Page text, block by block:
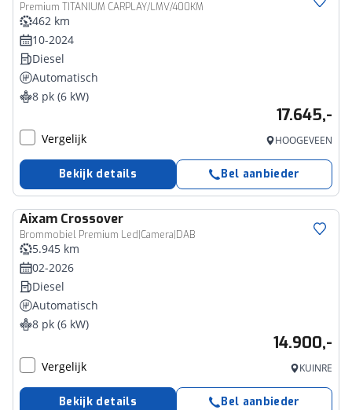
Premium TITANIUM CARPLAY/LMV/400KM
462 km
10-2024
Diesel
Automatisch
8 pk (6 kW)
17.645,-
Vergelijk HOOGEVEEN
Bekijk details Bel aanbieder
Aixam Crossover
Brommobiel Premium Led|Camera|DAB
5.945 km
02-2026
Diesel
Automatisch
8 pk (6 kW)
14.900,-
Vergelijk KUINRE
Bekijk details Bel aanbieder